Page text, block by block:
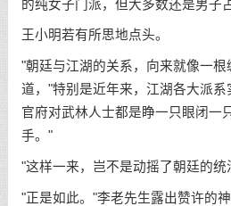
的纯女子门派，但大多数还是男子
王小明若有所思地点头。
"朝廷与江湖的关系，向来就像一
道，"特别是近年来，江湖各大派
官府对武林人士都是睁一只眼闭一
手。"
"这样一来，岂不是动摇了朝廷的统
"正是如此。"李老先生露出赞许的